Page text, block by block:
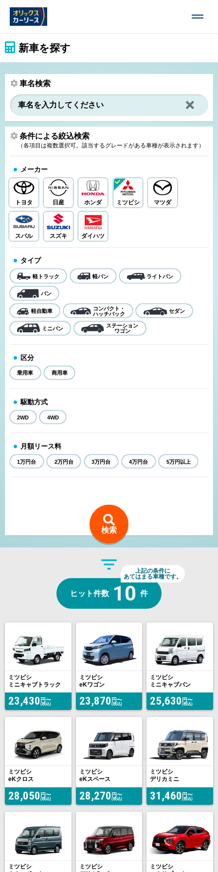
新車を探す
車名検索
条件による絞込検索
（各項目は複数選択可。該当するグレードがある車種が表示されます）
メーカー
トヨタ 日産 ホンダ ミツビシ マツダ
スバル スズキ ダイハツ
タイプ
軽トラック 軽バン ライトバン
バン
軽自動車
コンパクト・
ハッチバック
セダン
ミニバン
ステーション
ワゴン
区分
乗用車 商用車
駆動方式
2WD 4WD
月額リース料
1万円台 2万円台 3万円台 4万円台 5万円以上
検索
ヒット件数 10 件
上記の条件に
あてはまる車種です。
ミツビシ
ミニキャブトラック
23,430円〜
(税込)
ミツビシ
eKワゴン
23,870 円〜
(税込)
ミツビシ
ミニキャブバン
25,630円〜
(税込)
ミツビシ
eKクロス
28,050円〜
(税込)
ミツビシ
eKスペース
28,270 円〜
(税込)
ミツビシ
デリカミニ
31,460円〜
(税込)
ミツビシ
ミツビシ
ミツビシ